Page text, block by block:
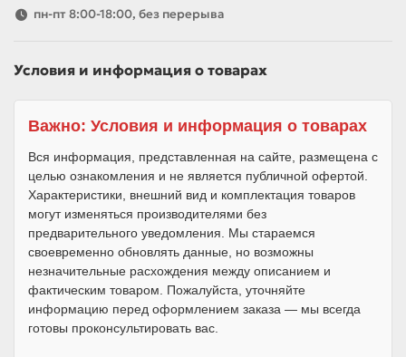
пн-пт 8:00-18:00, без перерыва
Условия и информация о товарах
Важно: Условия и информация о товарах
Вся информация, представленная на сайте, размещена с
целью ознакомления и не является публичной офертой.
Характеристики, внешний вид и комплектация товаров
могут изменяться производителями без
предварительного уведомления. Мы стараемся
своевременно обновлять данные, но возможны
незначительные расхождения между описанием и
фактическим товаром. Пожалуйста, уточняйте
информацию перед оформлением заказа — мы всегда
готовы проконсультировать вас.